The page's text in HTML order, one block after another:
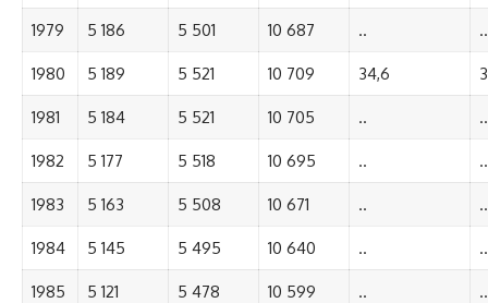
1979 5 186 5 501 10 687 .. ..
1980 5 189 5 521 10 709 34,6
1981 5 184 5 521 10 705 .. ..
1982 5 177 5 518 10 695 .. ..
1983 5 163 5 508 10 671 .. ..
1984 5 145 5 495 10 640 .. ..
1985 5 121 5 478 10 599 .. ..